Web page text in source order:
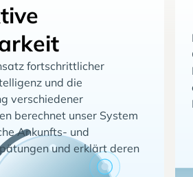
fortschrittlicher
und die
verschiedener
berechnet unser System
Ankunfts- und
und erklärt deren